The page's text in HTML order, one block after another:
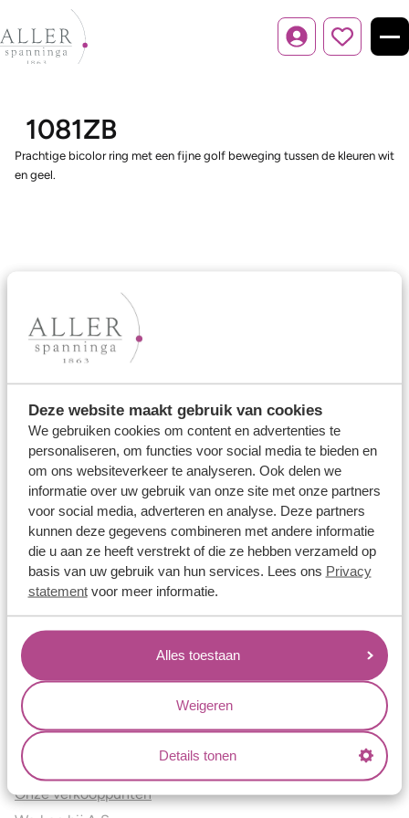
Deze website maakt gebruik van cookies
We gebruiken cookies om content en advertenties te
personaliseren, om functies voor social media te bieden en
om ons websiteverkeer te analyseren. Ook delen we
informatie over uw gebruik van onze site met onze partners
voor social media, adverteren en analyse. Deze partners
kunnen deze gegevens combineren met andere informatie
die u aan ze heeft verstrekt of die ze hebben verzameld op
basis van uw gebruik van hun services. Lees ons Privacy
statementvoor meer informatie.
Alles toestaan
Weigeren
Details tonen
Inloggen
1081ZB
Prachtige bicolor ring met een fijne golf beweging tussen de kleuren wit
en geel.
Ons aanbod
Trouwringen
Memoireringen
Verlovingsringen
Vriendschapsringen
Over ons
Aller Spanninga
Historie
Certificaten
Blogs
Jouw voordelen
Conflictvrije Materialen
Oneindig veel mogelijkheden
Kwaliteit
Juweliers & Contact
Onze verkooppunten